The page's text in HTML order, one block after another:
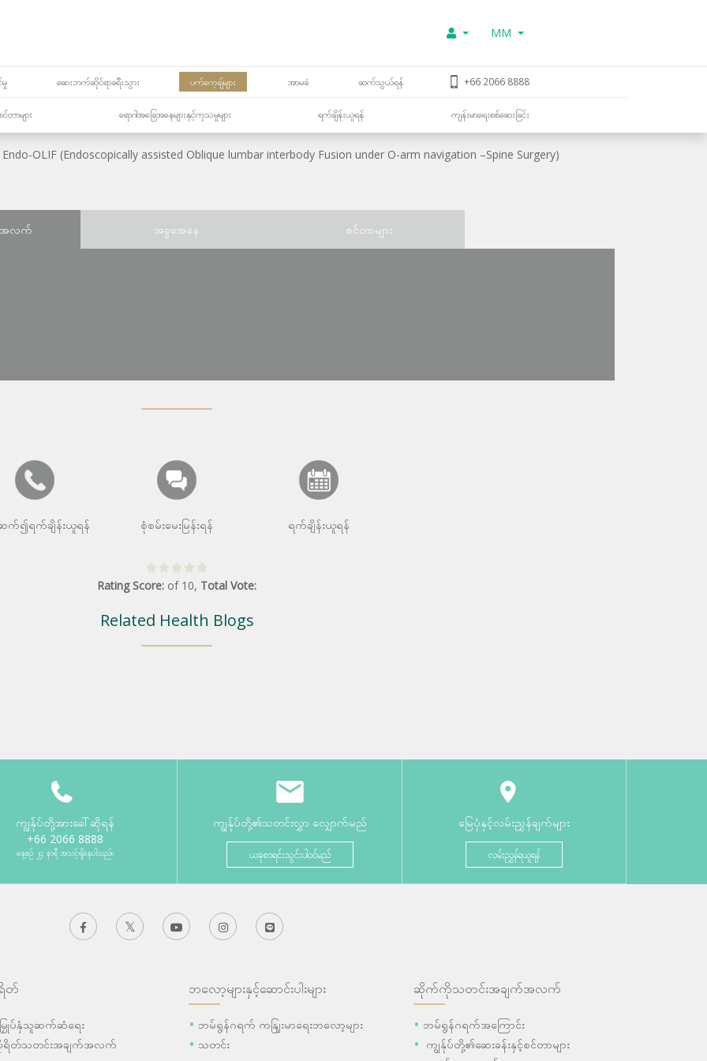
MM
မှု ဆေးဘက်ဆိုင်ရာခရီးသွား ပက်ကေ့ချ်များ အာမခံ ဆက်သွယ်ရန် +66 2066 8888
ာများ ရောဂါအခြေအနေများနှင့်ကုသမှုများ ရက်ချိန်းယူရန် ကျန်းမာရေးစစ်ဆေးခြင်း
Endo-OLIF (Endoscopically assisted Oblique lumbar interbody Fusion under O-arm navigation –Spine Surgery)
အလက် အခွအေနေ စင်တာများ
က်၍ရက်ချိန်းယူရန် စုံစမ်းမေးမြန်းရန် ရက်ချိန်းယူရန်
Rating Score: of 10, Total Vote:
Related Health Blogs
ကျွန်ုပ်တို့အားခေါ်ဆိုရန်
+66 2066 8888
နေ့စဉ် ၂၄ နာရီ အသင့်ရှိနေပါသည်။
ကျွန်ုပ်တို့၏သတင်းလွှာ လျှောက်မည်
ယခုစာရင်းသွင်းပါဝင်မည်
မြေပုံနှင့်လမ်းညွှန်ချက်များ
လမ်းညွှန်ရယူရန်
တ်
မြှုပ်နှံသူဆက်ဆံရေး
ရိတ်သတင်းအချက်အလက်
ဘလော့များနှင့်ဆောင်းပါးများ
ဘမ်ရွန်ဂရက် ကနျြးမာရေးဘလော့များ
သတင်း
ဆိုက်ကိုသတင်းအချက်အလက်
ဘမ်ရွန်ဂရက်အကြောင်း
ကျွန်ုပ်တို့၏ဆေးခန်းနှင့်စင်တာများ